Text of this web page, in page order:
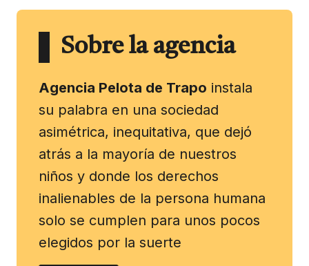
Sobre la agencia
Agencia Pelota de Trapo instala
su palabra en una sociedad
asimétrica, inequitativa, que dejó
atrás a la mayoría de nuestros
niños y donde los derechos
inalienables de la persona humana
solo se cumplen para unos pocos
elegidos por la suerte